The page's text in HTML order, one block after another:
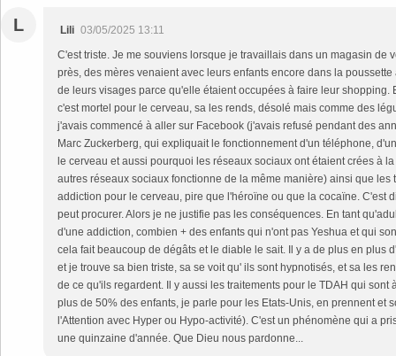
L Lili 03/05/2025 13:11
C'est triste. Je me souviens lorsque je travaillais dans un magasin de
près, des mères venaient avec leurs enfants encore dans la
de leurs visages parce qu'elle étaient occupées à faire leur shopping.
c'est mortel pour le cerveau, sa les rends, désolé mais comme des
j'avais commencé à aller sur Facebook (j'avais refusé pendant des
Marc Zuckerberg, qui expliquait le fonctionnement d'un téléphone,
le cerveau et aussi pourquoi les réseaux sociaux ont étaient crées à
autres réseaux sociaux fonctionne de la même manière) ainsi que
addiction pour le cerveau, pire que l'héroïne ou que la cocaïne. C'est
peut procurer. Alors je ne justifie pas les conséquences. En tant
d'une addiction, combien + des enfants qui n'ont pas Yeshua et qui
cela fait beaucoup de dégâts et le diable le sait. Il y a de plus en plus
et je trouve sa bien triste, sa se voit qu' ils sont hypnotisés, et sa les
de ce qu'ils regardent. Il y aussi les traitements pour le TDAH qui sont
plus de 50% des enfants, je parle pour les Etats-Unis, en prennent et
l'Attention avec Hyper ou Hypo-activité). C'est un phénomène qui a
une quinzaine d'année. Que Dieu nous pardonne...